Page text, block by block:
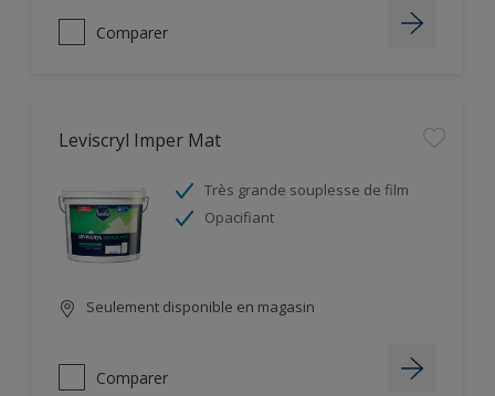
Comparer
Leviscryl Imper Mat
Très grande souplesse de film
Opacifiant
Seulement disponible en magasin
Comparer